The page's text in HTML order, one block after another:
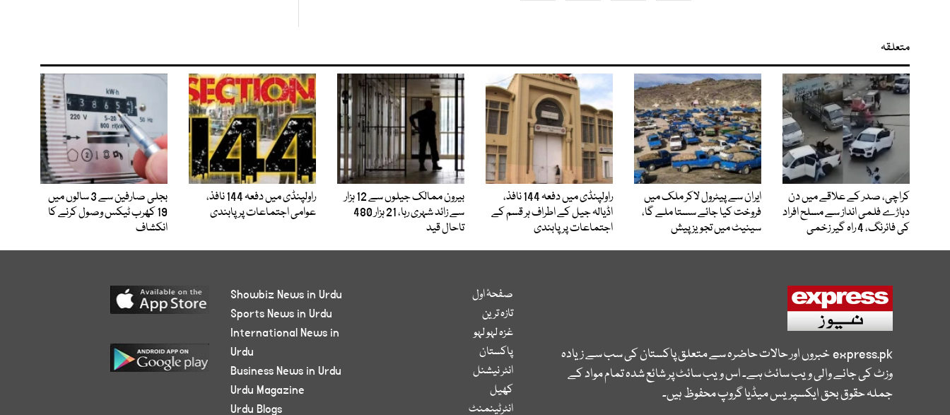
متعلقہ
کراچی، صدر کے علاقے میں دن
دہاڑے فلمی انداز سے مسلح افراد
کی فائرنگ، 4 راہ گیر زخمی
ایران سے پیٹرول لاکر ملک میں
فروخت کیا جائے سستا ملے گا،
سینیٹ میں تجویز پیش
راولپنڈی میں دفعہ 144 نافذ،
اڈیالہ جیل کے اطراف ہر قسم کے
اجتماعات پر پابندی
بیرون ممالک جیلوں سے 12 ہزار
سے زائد شہری رہا، 21 ہزار 480
تاحال قید
راولپنڈی میں دفعہ 144 نافذ،
عوامی اجتماعات پر پابندی
بجلی صارفین سے 3 سالوں میں
19 کھرب ٹیکس وصول کرنے کا
انکشاف
express.pkخبروں اور حالات حاضرہ سے متعلق پاکستان کی سب سے زیادہ
وزٹ کی جانے والی ویب سائٹ ہے۔ اس ویب سائٹ پر شائع شدہ تمام مواد کے
جملہ حقوق بحق ایکسپریس میڈیا گروپ محفوظ ہیں۔
صفحۂ اول
تازہ ترین
غزہ لہو لہو
پاکستان
انٹر نیشنل
کھیل
انٹرٹینمنٹ
Showbiz News in Urdu
Sports News in Urdu
International News in
Urdu
Business News in Urdu
Urdu Magazine
Urdu Blogs